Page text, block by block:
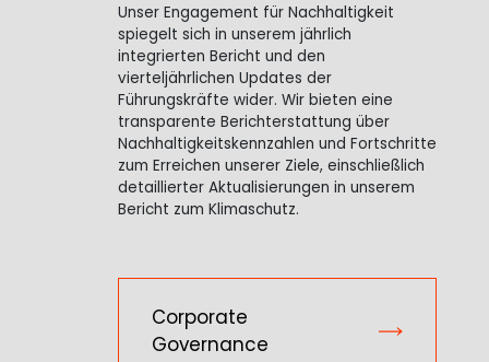
Unser Engagement für Nachhaltigkeit
spiegelt sich in unserem jährlich
integrierten Bericht und den
vierteljährlichen Updates der
Führungskräfte wider. Wir bieten eine
transparente Berichterstattung über
Nachhaltigkeitskennzahlen und Fortschritte
zum Erreichen unserer Ziele, einschließlich
detaillierter Aktualisierungen in unserem
Bericht zum Klimaschutz.
Corporate
Governance